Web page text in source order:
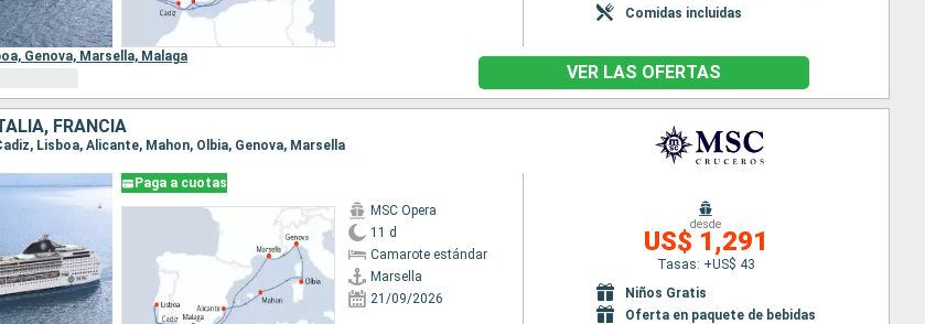
Comidas incluidas
Genova, Marsella, Malaga
VER LAS OFERTAS
FRANCIA
Lisboa, Alicante, Mahon, Olbia, Genova, Marsella
Paga a cuotas
MSC Opera
11 d
Camarote estándar
Marsella
21/09/2026
desde
US$ 1,291
Tasas: +US$ 43
Niños Gratis
Oferta en paquete de bebidas